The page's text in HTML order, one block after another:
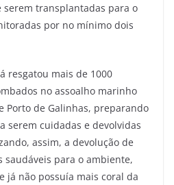
serem transplantadas para o
por no mínimo dois
resgatou mais de 1000
no assoalho marinho
Porto de Galinhas, preparando
serem cuidadas e devolvidas
assim, a devolução de
saudáveis para o ambiente,
já não possuía mais coral da